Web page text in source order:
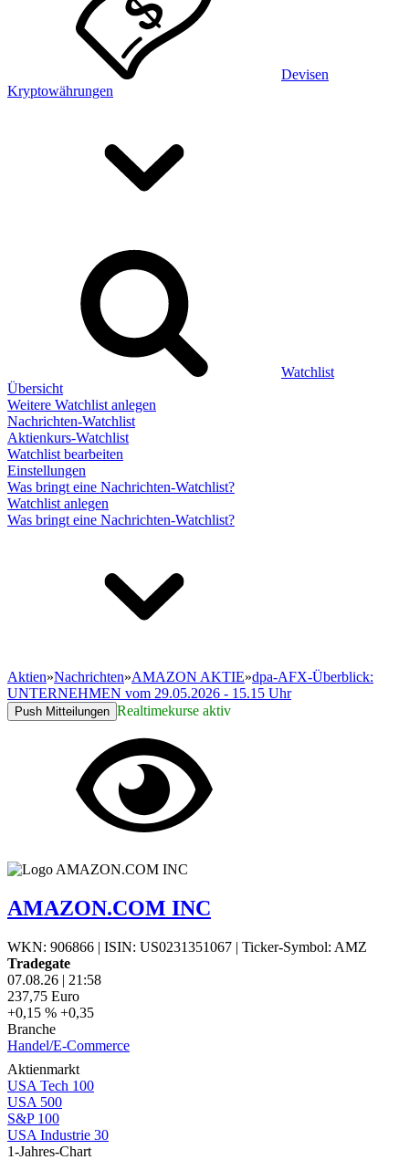
Devisen
Kryptowährungen
Watchlist
Übersicht
Weitere Watchlist anlegen
Nachrichten-Watchlist
Aktienkurs-Watchlist
Watchlist bearbeiten
Einstellungen
Was bringt eine Nachrichten-Watchlist?
Watchlist anlegen
Was bringt eine Nachrichten-Watchlist?
Aktien»Nachrichten»AMAZON AKTIE»dpa-AFX-Überblick:
UNTERNEHMEN vom 29.05.2026 - 15.15 Uhr
Push Mitteilungen Realtimekurse aktiv
AMAZON.COM INC
WKN: 906866 | ISIN: US0231351067 | Ticker-Symbol: AMZ
Tradegate
07.08.26 | 21:58
237,75 Euro
+0,15 % +0,35
Branche
Handel/E-Commerce
Aktienmarkt
USA Tech 100
USA 500
S&P 100
USA Industrie 30
1-Jahres-Chart